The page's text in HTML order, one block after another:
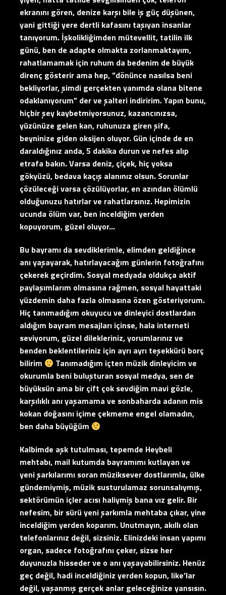
ekranını gören, denize karşı bile iş güç düşünen,
yani gittiği yere dertli kafasını taşıyan insanlar
tanıyorum. İşkolikliğimden mütevellit, tatilin ilk
günü, ben de adapte olmakta zorlanmaktayım,
rahatlamamak için ruhum da bedenim de büyük
direnç gösterir ama hep, ”dönünce nasılsa beni
bekliyorlar, şimdi gerçekten yanımda olana bitene
odaklanıyorum” der ve şalteri indiririm. Yapın bunu,
hiçbir şey kaybetmiyorsunuz, kazancınızsa,
yüzünüze gelen kan, ruhunuza giren şifa,
beyninize giden oksijen oluyor. Gün içinde de en
daraldığınız anda, 5 dakika durun ve nefes alıp
etrafa bakın. Varsa deniz, çiçek, hiç yoksa
gökyüzü, bedava kaçış alanınız olsun. Sorunlar
çözüleceği varsa çözülüyorlar, en azından ölümlü
olduğunuzu hatırlar ve rahatlarsınız. Hepimizin
ucunda ölüm var, ben inceldiğim yerden
kopuyorum, güzel oluyor…
Bu bayramı da sevdiklerimle, elimden geldiğince
anı yaşayarak, hatırlayacağım günlerin fotoğrafını
çekerek geçirdim. Sosyal medyada oldukça aktif
paylaşımlarım olmasına rağmen, sosyal hayattaki
yüzdemin daha fazla olmasına özen gösteriyorum.
Hiç tanımadığım okuyucu ve dinleyici dostlardan
aldığım bayram mesajları içinse, hala interneti
seviyorum, güzel dilekleriniz, yorumlarınız ve
benden beklentileriniz için ayrı ayrı teşekkürü borç
bilirim
Tanımadığım içten müzik dinleyicim ve
okurumla beni buluşturan sosyal medya, sen de
büyüksün ama bir çift çok sevdiğim mavi gözle,
karşılıklı anı yaşamama ve sonbaharda adanın mis
kokan doğasını içime çekmeme engel olamadın,
ben daha büyüğüm
Kalbimde aşk tutulması, tepemde Heybeli
mehtabı, mail kutumda bayramımı kutlayan ve
yeni şarkılarımı soran müziksever dostlarımla, ülke
gündemiymiş, müzik susturulamaz sorunsalıymış,
sektörümün içler acısı haliymiş bana vız gelir. Bir
nefesim, bir sürü yeni şarkımla mehtaba çıkar, yine
inceldiğim yerden koparım. Unutmayın, akıllı olan
telefonlarınız değil, sizsiniz. Elinizdeki insan yapımı
organ, sadece fotoğrafını çeker, sizse her
duyunuzla hisseder ve o anı yaşayabilirsiniz. Henüz
geç değil, hadi inceldiğiniz yerden kopun, like’lar
değil, yaşanmış gerçek anlar geleceğinize yansısın.